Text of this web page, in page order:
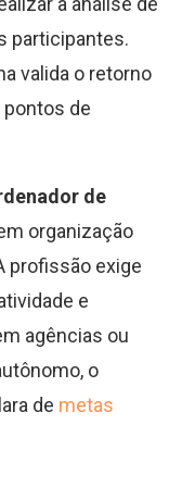
participantes.
valida o retorno
de
de
organização
profissão exige
e
agências ou
o
de metas